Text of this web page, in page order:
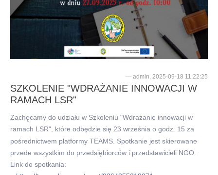
admin, 2025-09-18 11:22:25
SZKOLENIE "WDRAŻANIE INNOWACJI W
RAMACH LSR"
Zachęcamy do udziału w Szkoleniu "Wdrażanie innowacji w
ramach LSR", które odbędzie się 23 września o godz. 15 za
pośrednictwem platformy TEAMS. Spotkanie jest skierowane
przede wszystkim do przedsiębiorców i przedstawicieli NGO.
Link do spotkania: